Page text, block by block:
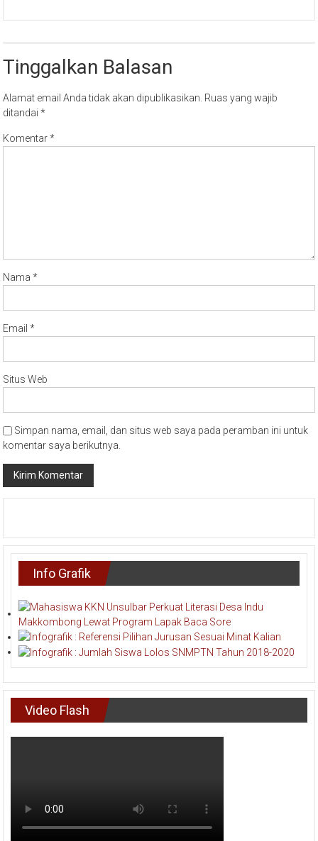
ditandai*
Nama*
Email*
Situs Web
Simpan nama, email, dan situs web saya pada peramban ini untuk
komentar saya berikutnya.
Info Grafik
Video Flash